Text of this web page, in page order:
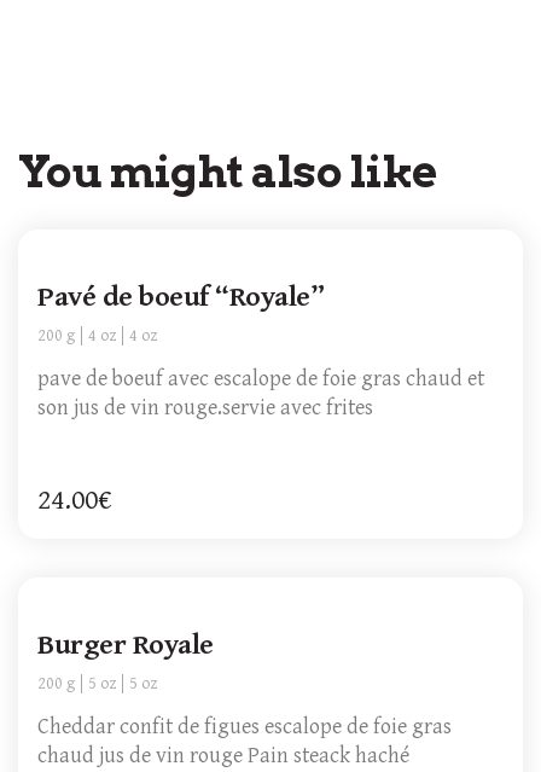
You might also like
Pavé de boeuf “Royale”
200 g 4 oz 4 oz
pave de boeuf avec escalope de foie gras chaud et
son jus de vin rouge.servie avec frites
24.00€
Burger Royale
200 g 5 oz 5 oz
Cheddar confit de figues escalope de foie gras
chaud jus de vin rouge Pain steack haché